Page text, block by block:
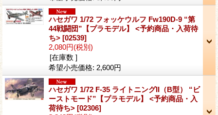
ハセガワ 1/72 フォッケウルフ Fw190D-9 “第
44戦闘団”【プラモデル】 <予約商品・入荷待
ち> [02539]
2,080円(税別)
[在庫数 ]
希望小売価格: 2,600円
ハセガワ 1/72 F-35 ライトニングII（B型） “ビ
ーストモード”【プラモデル】 <予約商品・入
荷待ち> [02306]